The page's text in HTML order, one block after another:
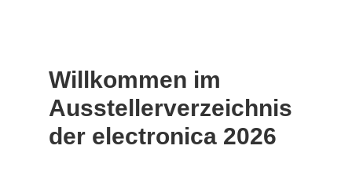
Willkommen im
Ausstellerverzeichnis
der electronica 2026